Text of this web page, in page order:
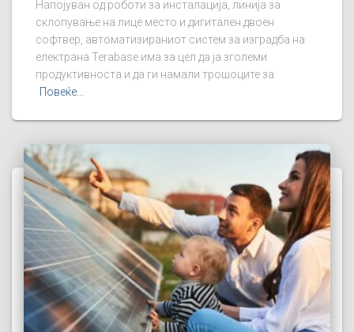
Напојуван од роботи за инсталација, линија за
склопување на лице место и дигитален двоен
софтвер, автоматизираниот систем за изградба на
електрана Terabase има за цел да ја зголеми
продуктивноста и да ги намали трошоците за
Повеќе...